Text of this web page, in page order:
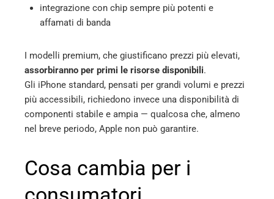
integrazione con chip sempre più potenti e
affamati di banda
I modelli premium, che giustificano prezzi più elevati,
assorbiranno per primi le risorse disponibili.
Gli iPhone standard, pensati per grandi volumi e prezzi
più accessibili, richiedono invece una disponibilità di
componenti stabile e ampia — qualcosa che, almeno
nel breve periodo, Apple non può garantire.
Cosa cambia per i